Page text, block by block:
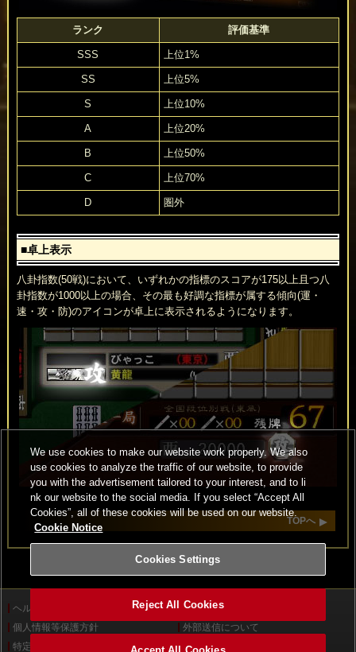
ランク 評価基準
SSS 上位1%
SS 上位5%
S 上位10%
A 上位20%
B 上位50%
C 上位70%
D 圏外
■卓上表示
八卦指数(50戦)において、いずれかの指標のスコアが175以上且つ八
卦指数が1000以上の場合、その最も好調な指標が属する傾向(運・
速・攻・防)のアイコンが卓上に表示されるようになります。
TOPへ
ヘルプ
利用規約
個人情報等保護方針
外部送信について
特定商取引法に基づく表示
サイトポリシー
We use cookies to make our website work properly. We also
use cookies to analyze the traffic of our website, to provide
you with the advertisement tailored to your interest, and to li
nk our website to the social media. If you select “Accept All
Cookies”, all of these cookies will be used on our website.
Cookie Notice
Cookies Settings
Reject All Cookies